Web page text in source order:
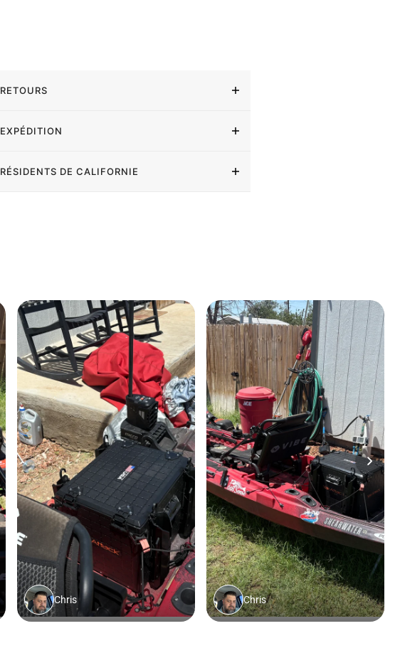
RETOURS
EXPÉDITION
RÉSIDENTS DE CALIFORNIE